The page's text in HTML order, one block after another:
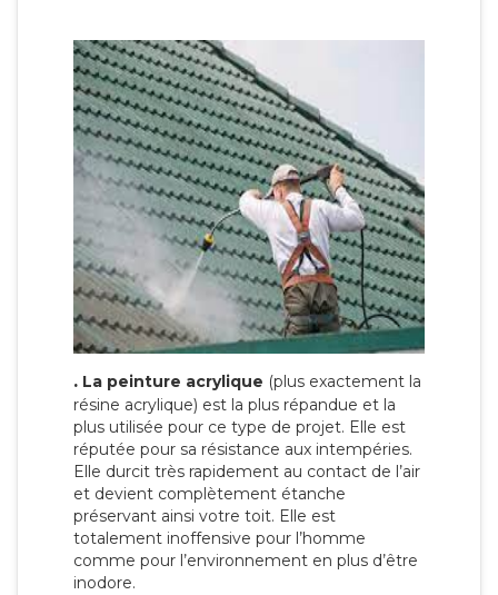
. La peinture acrylique (plus exactement la
résine acrylique) est la plus répandue et la
plus utilisée pour ce type de projet. Elle est
réputée pour sa résistance aux intempéries.
Elle durcit très rapidement au contact de l’air
et devient complètement étanche
préservant ainsi votre toit. Elle est
totalement inoffensive pour l’homme
comme pour l’environnement en plus d’être
inodore.